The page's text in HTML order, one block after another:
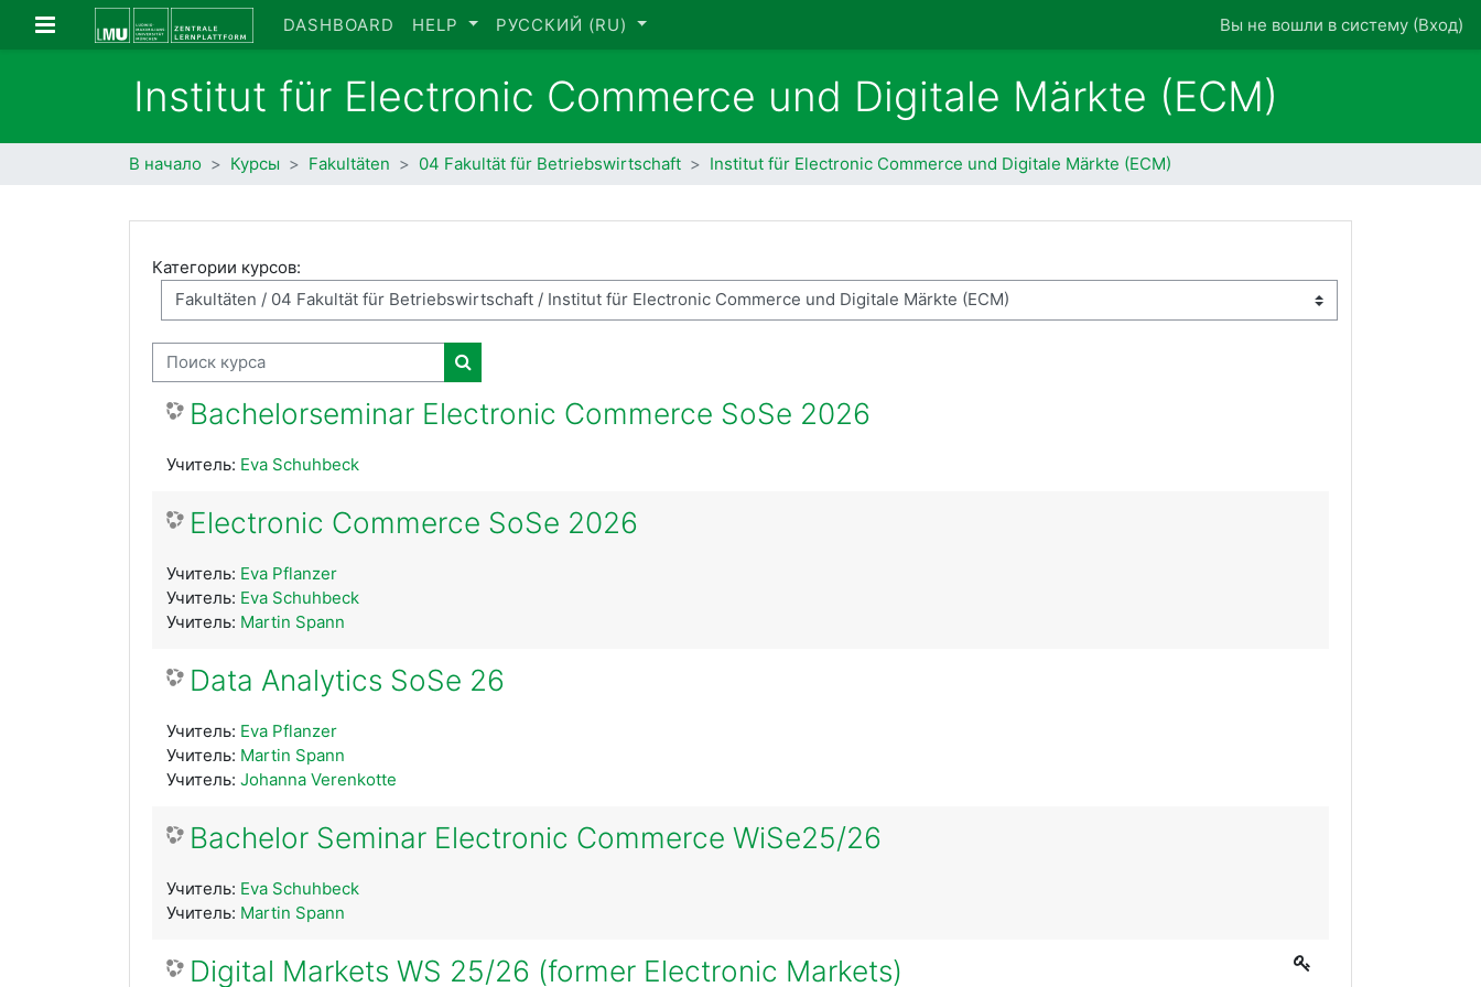
Перейти к основному содержанию
Боковая панель DASHBOARD HELP РУССКИЙ ‎(RU)‎ Вы не вошли в систему (Вход)
Institut für Electronic Commerce und Digitale Märkte (ECM)
В начало Курсы Fakultäten 04 Fakultät für Betriebswirtschaft Institut für Electronic Commerce und Digitale Märkte (ECM)
Категории курсов:
Поиск курса
Поиск курса
Bachelorseminar Electronic Commerce SoSe 2026
Учитель: Eva Schuhbeck
Electronic Commerce SoSe 2026
Учитель: Eva Pflanzer
Учитель: Eva Schuhbeck
Учитель: Martin Spann
Data Analytics SoSe 26
Учитель: Eva Pflanzer
Учитель: Martin Spann
Учитель: Johanna Verenkotte
Bachelor Seminar Electronic Commerce WiSe25/26
Учитель: Eva Schuhbeck
Учитель: Martin Spann
Digital Markets WS 25/26 (former Electronic Markets)